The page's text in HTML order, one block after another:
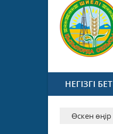
НЕГІЗГІ БЕТ
Өскен өңір